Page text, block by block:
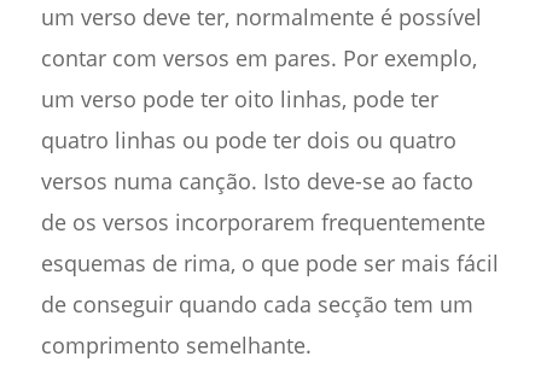
um verso deve ter, normalmente é possível
contar com versos em pares. Por exemplo,
um verso pode ter oito linhas, pode ter
quatro linhas ou pode ter dois ou quatro
versos numa canção. Isto deve-se ao facto
de os versos incorporarem frequentemente
esquemas de rima, o que pode ser mais fácil
de conseguir quando cada secção tem um
comprimento semelhante.